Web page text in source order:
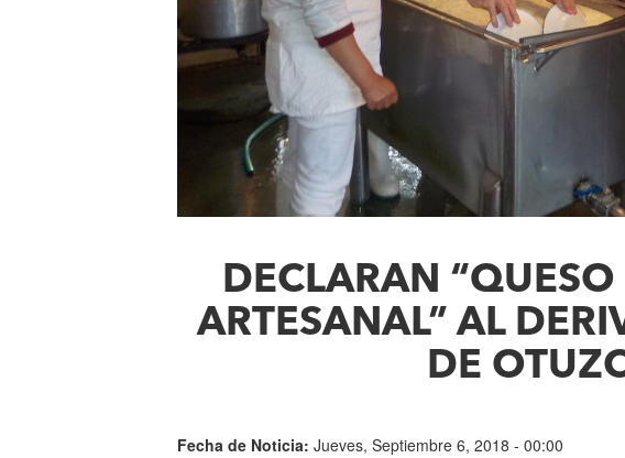
DECLARAN
ARTESANAL” AL
DE
Fecha de Noticia:Jueves, Septiembre 6, 2018 - 00:00